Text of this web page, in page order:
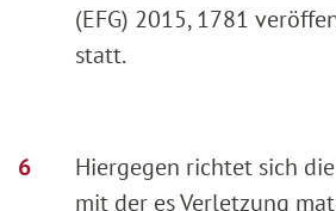
(EFG) 2015, 1781
statt.
Hiergegen richtet sich
mit der es Verletzung